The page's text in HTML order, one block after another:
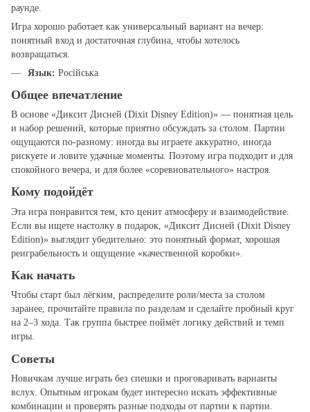
раунде.
Игра хорошо работает как универсальный вариант на вечер:
понятный вход и достаточная глубина, чтобы хотелось
возвращаться.
Язык: Російська
Общее впечатление
В основе «Диксит Дисней (Dixit Disney Edition)» — понятная цель
и набор решений, которые приятно обсуждать за столом. Партии
ощущаются по‑разному: иногда вы играете аккуратно, иногда
рискуете и ловите удачные моменты. Поэтому игра подходит и для
спокойного вечера, и для более «соревновательного» настроя.
Кому подойдёт
Эта игра понравится тем, кто ценит атмосферу и взаимодействие.
Если вы ищете настолку в подарок, «Диксит Дисней (Dixit Disney
Edition)» выглядит убедительно: это понятный формат, хорошая
реиграбельность и ощущение «качественной коробки».
Как начать
Чтобы старт был лёгким, распределите роли/места за столом
заранее, прочитайте правила по разделам и сделайте пробный круг
на 2–3 хода. Так группа быстрее поймёт логику действий и темп
игры.
Советы
Новичкам лучше играть без спешки и проговаривать варианты
вслух. Опытным игрокам будет интересно искать эффективные
комбинации и проверять разные подходы от партии к партии.